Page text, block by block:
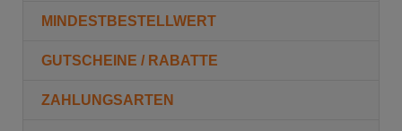
MINDESTBESTELLWERT
GUTSCHEINE / RABATTE
ZAHLUNGSARTEN